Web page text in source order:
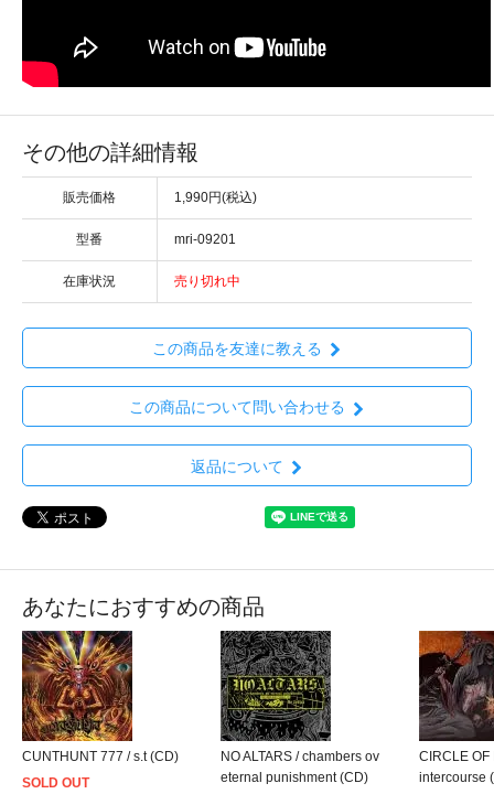
その他の詳細情報
販売価格 1,990円(税込)
型番 mri-09201
在庫状況 売り切れ中
この商品を友達に教える
この商品について問い合わせる
返品について
あなたにおすすめの商品
CUNTHUNT 777 / s.t (CD)
SOLD OUT
NO ALTARS / chambers ov
eternal punishment (CD)
CIRCLE OF
intercourse